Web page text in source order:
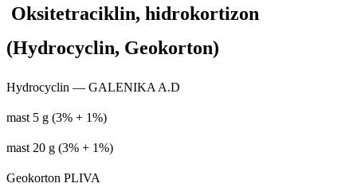
Oksitetraciklin, hidrokortizon
(Hydrocyclin, Geokorton)
Hydrocyclin — GALENIKA A.D
mast 5 g (3% + 1%)
mast 20 g (3% + 1%)
Geokorton PLIVA